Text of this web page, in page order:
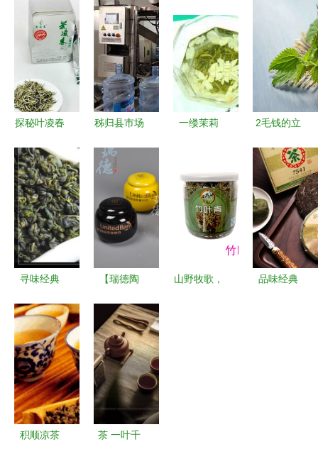
探秘叶凌春
银白铁盒中
的自然馈赠
秭归县市场
动“登门”服
务，助力茶
企发展
一缕茉莉
2010年碧
潭飘雪纯茉
莉花茶
2毛钱的立
宠于茶饮江
湖？
寻味经典
与福海茶厂
80年代茶叶
品鉴与价格
回溯
【瑞德陶
批发 高档
密封陶瓷茶
叶罐的定制
与选购指南
山野牧歌，
品味经典
积顺凉茶 茶 一叶千